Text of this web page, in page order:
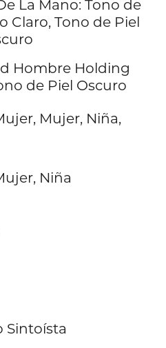
La Mano: Tono de
Claro, Tono de Piel
Hombre Holding
de Piel Oscuro
Mujer, Niña,
Niña
Sintoísta